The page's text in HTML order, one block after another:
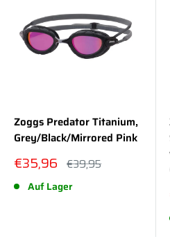
Zoggs Predator Titanium,
Grey/Black/Mirrored Pink
Sonderpreis
€35,96 Normalpreis
€39,95
Auf Lager